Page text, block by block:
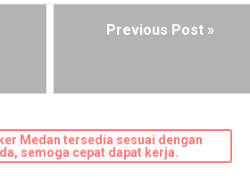
Previous Post »
Medan tersedia sesuai dengan
semoga cepat dapat kerja.